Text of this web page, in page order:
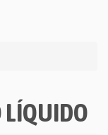
LÍQUIDO